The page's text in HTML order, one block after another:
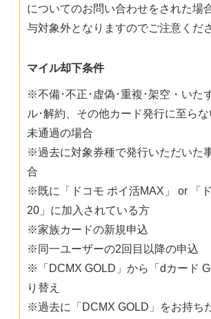
についてのお問い合わせをされた場
与対象外となりますのでご注意くだ
マイル却下条件
※不備･不正･虚偽･重複･架空・いた
ル･解約、その他カード発行に至ら
未通過の場合
※過去に対象券種で発行いただいた
合
※既に「ドコモ ポイ活MAX」 or 「
20」に加入されている方
※家族カードの新規申込
※同一ユーザーの2回目以降の申込
※「DCMX GOLD」から「dカード
り替え
※過去に「DCMX GOLD」をお持ち